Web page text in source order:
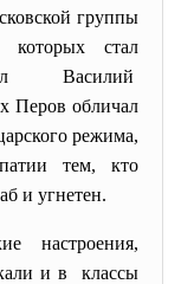
группы
которых стал
Василий
Перов обличал
режима,
тем, кто
и угнетен.
настроения,
и в классы